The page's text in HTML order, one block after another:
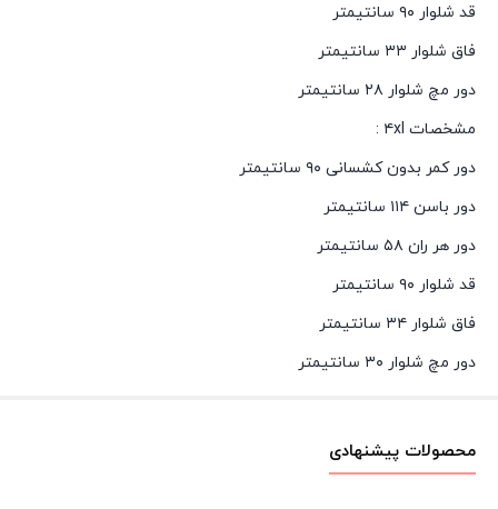
قد شلوار ۹۰ سانتیمتر
فاق شلوار ۳۳ سانتیمتر
دور مچ شلوار ۲۸ سانتیمتر
مشخصات ۴xl :
دور کمر بدون کشسانی ۹۰ سانتیمتر
دور باسن ۱۱۴ سانتیمتر
دور هر ران ۵۸ سانتیمتر
قد شلوار ۹۰ سانتیمتر
فاق شلوار ۳۴ سانتیمتر
دور مچ شلوار ۳۰ سانتیمتر
محصولات پیشنهادی